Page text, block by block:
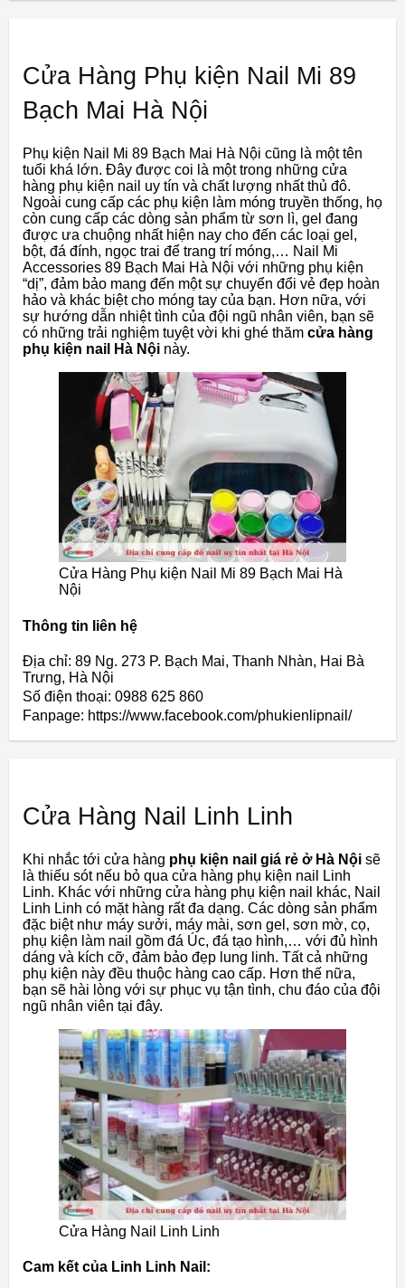
Cửa Hàng Phụ kiện Nail Mi 89
Bạch Mai Hà Nội
Phụ kiện Nail Mi 89 Bạch Mai Hà Nội cũng là một tên
tuổi khá lớn. Đây được coi là một trong những cửa
hàng phụ kiện nail uy tín và chất lượng nhất thủ đô.
Ngoài cung cấp các phụ kiện làm móng truyền thống, họ
còn cung cấp các dòng sản phẩm từ sơn lì, gel đang
được ưa chuộng nhất hiện nay cho đến các loại gel,
bột, đá đính, ngọc trai để trang trí móng,… Nail Mi
Accessories 89 Bạch Mai Hà Nội với những phụ kiện
“dị”, đảm bảo mang đến một sự chuyển đổi vẻ đẹp hoàn
hảo và khác biệt cho móng tay của bạn. Hơn nữa, với
sự hướng dẫn nhiệt tình của đội ngũ nhân viên, bạn sẽ
có những trải nghiệm tuyệt vời khi ghé thăm cửa hàng
phụ kiện nail Hà Nội này.
Cửa Hàng Phụ kiện Nail Mi 89 Bạch Mai Hà
Nội
Thông tin liên hệ
Địa chỉ: 89 Ng. 273 P. Bạch Mai, Thanh Nhàn, Hai Bà
Trưng, Hà Nội
Số điện thoại: 0988 625 860
Fanpage: https://www.facebook.com/phukienlipnail/
Cửa Hàng Nail Linh Linh
Khi nhắc tới cửa hàng phụ kiện nail giá rẻ ở Hà Nội sẽ
là thiếu sót nếu bỏ qua cửa hàng phụ kiện nail Linh
Linh. Khác với những cửa hàng phụ kiện nail khác, Nail
Linh Linh có mặt hàng rất đa dạng. Các dòng sản phẩm
đặc biệt như máy sưởi, máy mài, sơn gel, sơn mờ, cọ,
phụ kiện làm nail gồm đá Úc, đá tạo hình,… với đủ hình
dáng và kích cỡ, đảm bảo đẹp lung linh. Tất cả những
phụ kiện này đều thuộc hàng cao cấp. Hơn thế nữa,
bạn sẽ hài lòng với sự phục vụ tận tình, chu đáo của đội
ngũ nhân viên tại đây.
Cửa Hàng Nail Linh Linh
Cam kết của Linh Linh Nail: